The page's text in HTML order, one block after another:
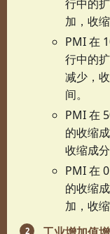
行中的
加，收
PMI 在
行中的
减少，
间。
PMI 在
的收缩
收缩成
PMI 在
的收缩
加，收